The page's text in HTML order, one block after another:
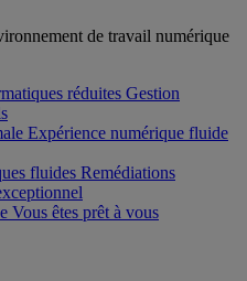
de travail numérique
réduites Gestion
Expérience numérique fluide
fluides Remédiations
Vous êtes prêt à vous